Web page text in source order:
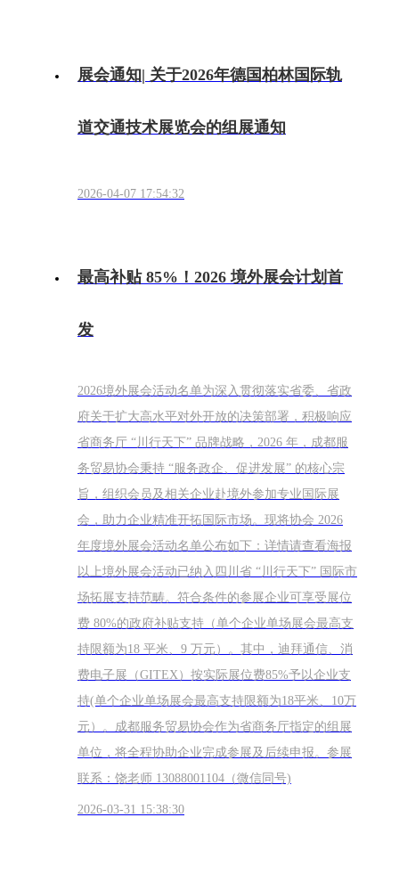
展会通知| 关于2026年德国柏林国际轨
道交通技术展览会的组展通知
2026-04-07 17:54:32
最高补贴 85%！2026 境外展会计划首
发
2026境外展会活动名单为深入贯彻落实省委、省政
府关于扩大高水平对外开放的决策部署，积极响应
省商务厅 “川行天下” 品牌战略，2026 年，成都服
务贸易协会秉持 “服务政企、促进发展” 的核心宗
旨，组织会员及相关企业赴境外参加专业国际展
会，助力企业精准开拓国际市场。现将协会 2026
年度境外展会活动名单公布如下：详情请查看海报
以上境外展会活动已纳入四川省 “川行天下” 国际市
场拓展支持范畴。符合条件的参展企业可享受展位
费 80%的政府补贴支持（单个企业单场展会最高支
持限额为18 平米、9 万元）。其中，迪拜通信、消
费电子展（GITEX）按实际展位费85%予以企业支
持(单个企业单场展会最高支持限额为18平米、10万
元）。成都服务贸易协会作为省商务厅指定的组展
单位，将全程协助企业完成参展及后续申报。参展
联系：饶老师 13088001104（微信同号)
2026-03-31 15:38:30